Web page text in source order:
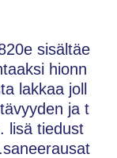
sisältäe
hionn
lakkaa joll
ja t
lisä tiedust